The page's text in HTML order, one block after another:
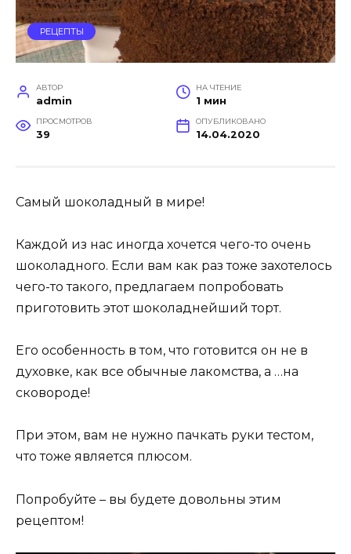
РЕЦЕПТЫ
АВТОР
admin
НА ЧТЕНИЕ
1 мин
ПРОСМОТРОВ
39
ОПУБЛИКОВАНО
14.04.2020
Самый шоколадный в мире!
Каждой из нас иногда хочется чего-то очень
шоколадного. Если вам как раз тоже захотелось
чего-то такого, предлагаем попробовать
приготовить этот шоколаднейший торт.
Его особенность в том, что готовится он не в
духовке, как все обычные лакомства, а …на
сковороде!
При этом, вам не нужно пачкать руки тестом,
что тоже является плюсом.
Попробуйте – вы будете довольны этим
рецептом!